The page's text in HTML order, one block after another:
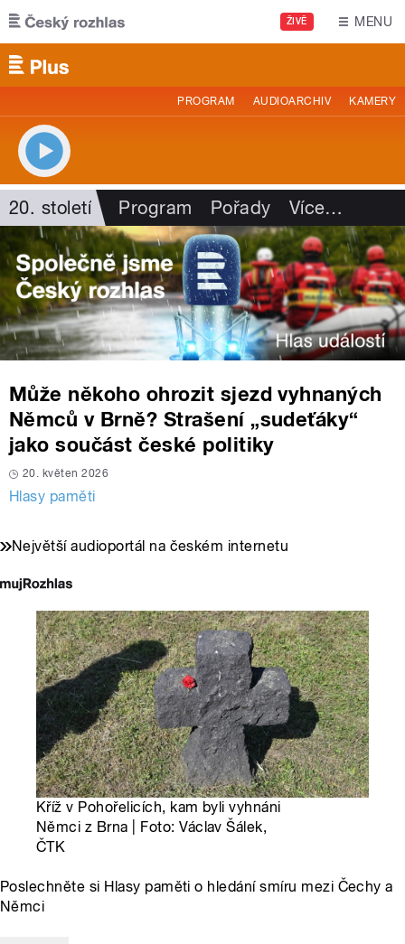
Přejít k hlavnímu obsahu
ŽIVĚ MENU
PROGRAM AUDIOARCHIV KAMERY
20. století Program Pořady Více…
Může někoho ohrozit sjezd vyhnaných
Němců v Brně? Strašení „sudeťáky“
jako součást české politiky
20. květen 2026
Hlasy paměti
Největší audioportál na českém internetu
Kříž v Pohořelicích, kam byli vyhnáni
Němci z Brna | Foto: Václav Šálek,
ČTK
Poslechněte si Hlasy paměti o hledání smíru mezi Čechy a
Němci